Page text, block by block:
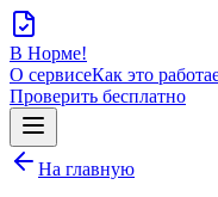
В Норме!
О сервисеКак это
Проверить бесплатно
На главную